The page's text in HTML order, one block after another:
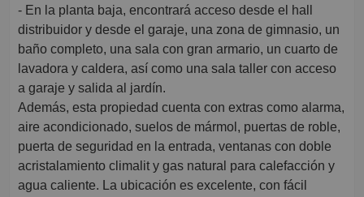
- En la planta baja, encontrará acceso desde el hall
distribuidor y desde el garaje, una zona de gimnasio, un
baño completo, una sala con gran armario, un cuarto de
lavadora y caldera, así como una sala taller con acceso
a garaje y salida al jardín.
Además, esta propiedad cuenta con extras como alarma,
aire acondicionado, suelos de mármol, puertas de roble,
puerta de seguridad en la entrada, ventanas con doble
acristalamiento climalit y gas natural para calefacción y
agua caliente. La ubicación es excelente, con fácil